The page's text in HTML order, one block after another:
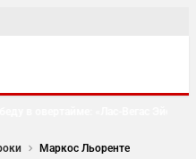
Маркос Льоренте